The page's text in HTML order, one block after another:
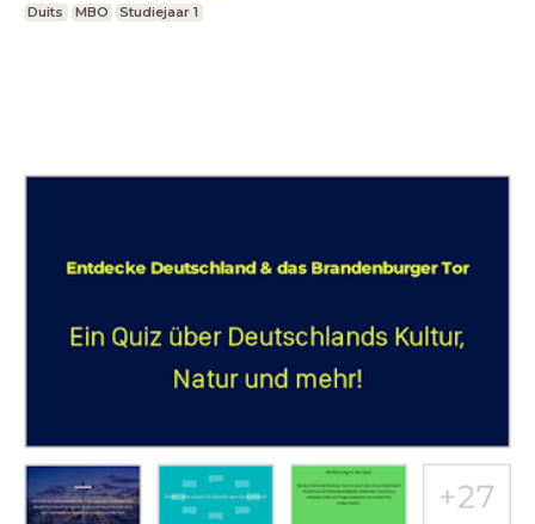
Duits MBO Studiejaar 1